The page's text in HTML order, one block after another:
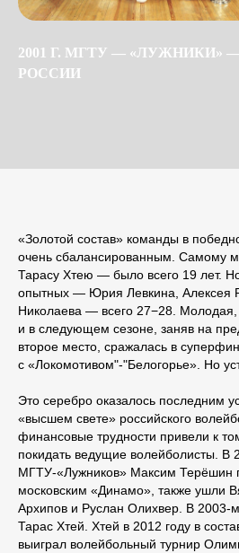
2001 Г. МГТУ — «ЛУЖНИКИ»
РОССИИ
«Золотой состав» команды в
очень сбалансированным. Самому
Тарасу Хтею — было всего 19 лет.
опытных — Юрия Левкина, Алексея
Николаева — всего 27−28. Молодая,
и в следующем сезоне, заняв на
второе место, сражалась в
с «Локомотивом"-"Белогорье». Но
Это серебро оказалось последним
«высшем свете» российского
финансовые трудности привели к
покидать ведущие волейболисты. В
МГТУ-«Лужников» Максим Терёшин
московским «Динамо», также ушли
Архипов и Руслан Олихвер. В
Тарас Хтей. Хтей в 2012 году в
выиграл волейбольный турнир